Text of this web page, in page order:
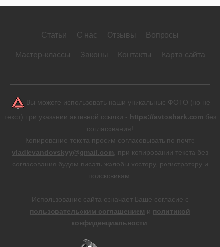
Статьи О нас Отзывы Вопросы
Мастер-классы Законы Контакты Карта сайта
Вы можете использовать наши уникальные ФОТО (но не
текст) при указании активной ссылки - https://avtoshark.com без
согласования!
Копирование текста просим согласовывать по почте
vladlevandovskyy@gmail.com , при копировании текста без
согласования будем писать жалобы хостеру, регистратору и
поисковикам.
Использование сайта означает Ваше согласие с
пользовательским соглашением и политикой
конфиденциальности